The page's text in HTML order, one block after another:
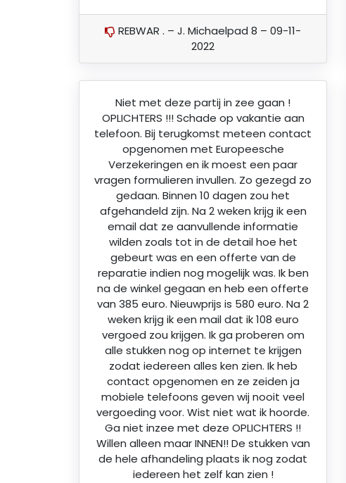
REBWAR . – J. Michaelpad 8 – 09-11-
2022
Niet met deze partij in zee gaan !
OPLICHTERS !!! Schade op vakantie aan
telefoon. Bij terugkomst meteen contact
opgenomen met Europeesche
Verzekeringen en ik moest een paar
vragen formulieren invullen. Zo gezegd zo
gedaan. Binnen 10 dagen zou het
afgehandeld zijn. Na 2 weken krijg ik een
email dat ze aanvullende informatie
wilden zoals tot in de detail hoe het
gebeurt was en een offerte van de
reparatie indien nog mogelijk was. Ik ben
na de winkel gegaan en heb een offerte
van 385 euro. Nieuwprijs is 580 euro. Na 2
weken krijg ik een mail dat ik 108 euro
vergoed zou krijgen. Ik ga proberen om
alle stukken nog op internet te krijgen
zodat iedereen alles ken zien. Ik heb
contact opgenomen en ze zeiden ja
mobiele telefoons geven wij nooit veel
vergoeding voor. Wist niet wat ik hoorde.
Ga niet inzee met deze OPLICHTERS !!
Willen alleen maar INNEN!! De stukken van
de hele afhandeling plaats ik nog zodat
iedereen het zelf kan zien !